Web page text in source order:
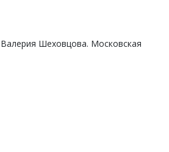
Шеховцова. Московская